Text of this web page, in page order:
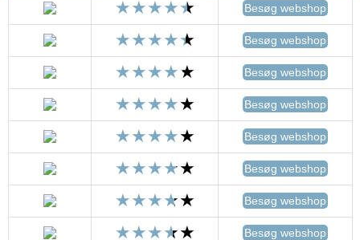
Besøg webshop
Besøg webshop
Besøg webshop
Besøg webshop
Besøg webshop
Besøg webshop
Besøg webshop
Besøg webshop